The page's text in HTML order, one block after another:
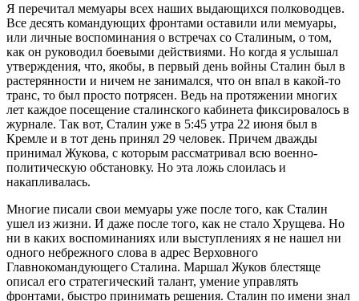
Я перечитал мемуары всех наших выдающихся полководцев.
Все десять командующих фронтами оставили или мемуары,
или личные воспоминания о встречах со Сталиным, о том,
как он руководил боевыми действиями. Но когда я услышал
утверждения, что, якобы, в первый день войны Сталин был в
растерянности и ничем не занимался, что он впал в какой-то
транс, то был просто потрясен. Ведь на протяжении многих
лет каждое посещение сталинского кабинета фиксировалось в
журнале. Так вот, Сталин уже в 5:45 утра 22 июня был в
Кремле и в тот день принял 29 человек. Причем дважды
принимал Жукова, с которым рассматривал всю военно-
политическую обстановку. Но эта ложь слоилась и
накапливалась.
Многие писали свои мемуары уже после того, как Сталин
ушел из жизни. И даже после того, как не стало Хрущева. Но
ни в каких воспоминаниях или выступлениях я не нашел ни
одного небрежного слова в адрес Верховного
Главнокомандующего Сталина. Маршал Жуков блестяще
описал его стратегический талант, умение управлять
фронтами, быстро принимать решения. Сталин по имени знал